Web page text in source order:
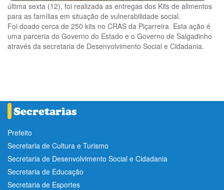
última sexta (12), foi realizada as entregas dos Kits de alimentos
para as famílias em situação de vulnerabilidade social.
Foi doado cerca de 250 kits no CRAS da Piçarreira. Esta ação é
uma parceria do Governo do Estado e o Governo de Salgadinho
através da secretaria de Desenvolvimento Social e Cidadania.
Prefeito
Secretaria de Cultura e Turismo
Secretaria de Desenvolvimento Social e Cidadania
Secretaria de Educação
Secretaria de Esportes